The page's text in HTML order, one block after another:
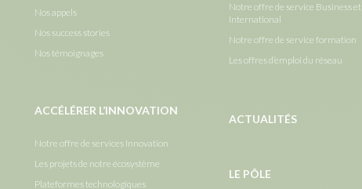
Nos appels
Nos success stories
Nos témoignages
ACCÉLÉRER L’INNOVATION
Notre offre de services Innovation
Les projets de notre écosystème
Plateformes technologiques
Notre offre de service Business et
International
Notre offre de service formation
Les offres d’emploi du réseau
ACTUALITÉS
LE PÔLE